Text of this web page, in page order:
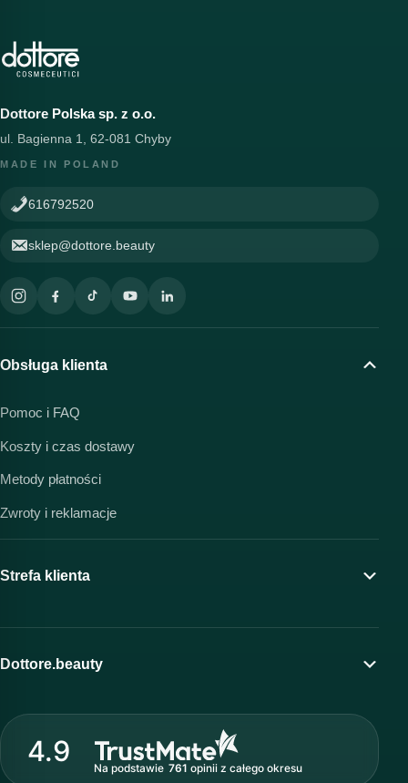
Dottore Polska sp. z o.o.
ul. Bagienna 1, 62-081 Chyby
MADE IN POLAND
616792520
sklep@dottore.beauty
Obsługa klienta
Pomoc i FAQ
Koszty i czas dostawy
Metody płatności
Zwroty i reklamacje
Strefa klienta
Moje konto
Program lojalnościowy
Strefa profesjonalisty
Dottore.beauty
O marce Dottore
Nasz zespół
Akademia i szkolenia
4.9
Na podstawie 761 opinii z całego okresu